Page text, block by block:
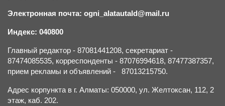
Электронная почта: ogni_alatautald@mail.ru
Индекс: 040800
Главный редактор - 87081441208, секретариат -
87474085535, корреспонденты - 87076994618, 87477387357,
прием рекламы и объявлений - 87013215750.
Адрес корпункта в г. Алматы: 050000, ул. Желтоксан, 112, 2
этаж, каб. 202.